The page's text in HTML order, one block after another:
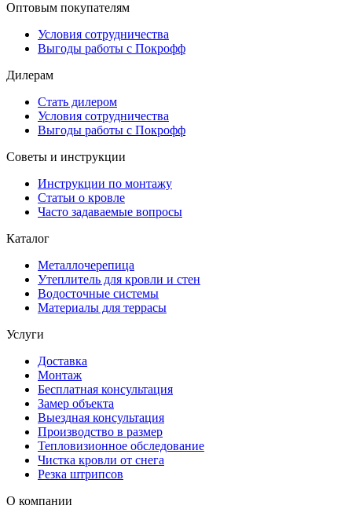
Оптовым покупателям
Условия сотрудничества
Выгоды работы с Покрофф
Дилерам
Стать дилером
Условия сотрудничества
Выгоды работы с Покрофф
Советы и инструкции
Инструкции по монтажу
Статьи о кровле
Часто задаваемые вопросы
Каталог
Металлочерепица
Утеплитель для кровли и стен
Водосточные системы
Материалы для террасы
Услуги
Доставка
Монтаж
Бесплатная консультация
Замер объекта
Выездная консультация
Производство в размер
Тепловизионное обследование
Чистка кровли от снега
Резка штрипсов
О компании